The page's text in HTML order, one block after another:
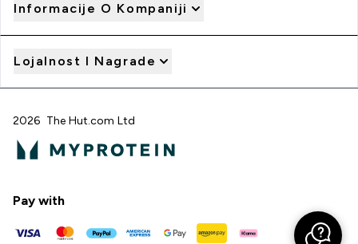
Informacije O Kompaniji
Lojalnost I Nagrade
2026 The Hut.com Ltd
Pay with